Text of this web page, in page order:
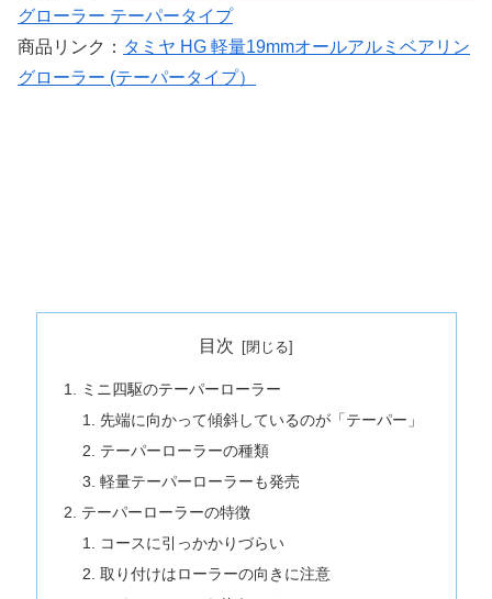
グローラー テーパータイプ
商品リンク： タミヤ HG 軽量19mmオールアルミベアリン
グローラー (テーパータイプ）
目次
ミニ四駆のテーパーローラー
先端に向かって傾斜しているのが「テーパー」
テーパーローラーの種類
軽量テーパーローラーも発売
テーパーローラーの特徴
コースに引っかかりづらい
取り付けはローラーの向きに注意